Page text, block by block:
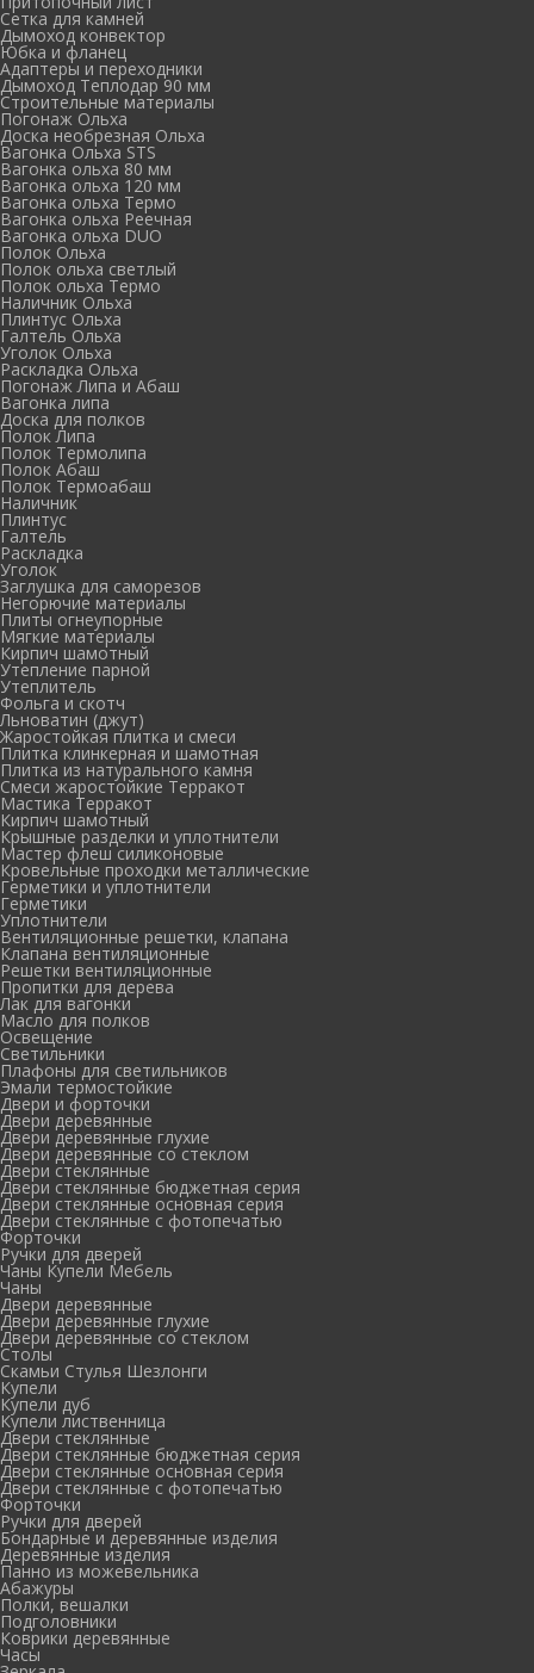
Сетка для камней
Дымоход конвектор
Юбка и фланец
Адаптеры и переходники
Дымоход Теплодар 90 мм
Cтроительные материалы
Погонаж Ольха
Доска необрезная Ольха
Вагонка Ольха STS
Вагонка ольха 80 мм
Вагонка ольха 120 мм
Вагонка ольха Термо
Вагонка ольха Реечная
Вагонка ольха DUO
Полок Ольха
Полок ольха светлый
Полок ольха Термо
Наличник Ольха
Плинтус Ольха
Галтель Ольха
Уголок Ольха
Раскладка Ольха
Погонаж Липа и Абаш
Вагонка липа
Доска для полков
Полок Липа
Полок Термолипа
Полок Абаш
Полок Термоабаш
Наличник
Плинтус
Галтель
Раскладка
Уголок
Заглушка для саморезов
Негорючие материалы
Плиты огнеупорные
Мягкие материалы
Кирпич шамотный
Утепление парной
Утеплитель
Фольга и скотч
Льноватин (джут)
Жаростойкая плитка и смеси
Плитка клинкерная и шамотная
Плитка из натурального камня
Смеси жаростойкие Терракот
Мастика Терракот
Кирпич шамотный
Крышные разделки и уплотнители
Мастер флеш силиконовые
Кровельные проходки металлические
Герметики и уплотнители
Герметики
Уплотнители
Вентиляционные решетки, клапана
Клапана вентиляционные
Решетки вентиляционные
Пропитки для дерева
Лак для вагонки
Масло для полков
Освещение
Светильники
Плафоны для светильников
Эмали термостойкие
Двери и форточки
Двери деревянные
Двери деревянные глухие
Двери деревянные со стеклом
Двери стеклянные
Двери стеклянные бюджетная серия
Двери стеклянные основная серия
Двери стеклянные с фотопечатью
Форточки
Ручки для дверей
Чаны Купели Мебель
Чаны
Двери деревянные
Двери деревянные глухие
Двери деревянные со стеклом
Столы
Скамьи Стулья Шезлонги
Купели
Купели дуб
Купели лиственница
Двери стеклянные
Двери стеклянные бюджетная серия
Двери стеклянные основная серия
Двери стеклянные с фотопечатью
Форточки
Ручки для дверей
Бондарные и деревянные изделия
Деревянные изделия
Панно из можевельника
Абажуры
Полки, вешалки
Подголовники
Коврики деревянные
Часы